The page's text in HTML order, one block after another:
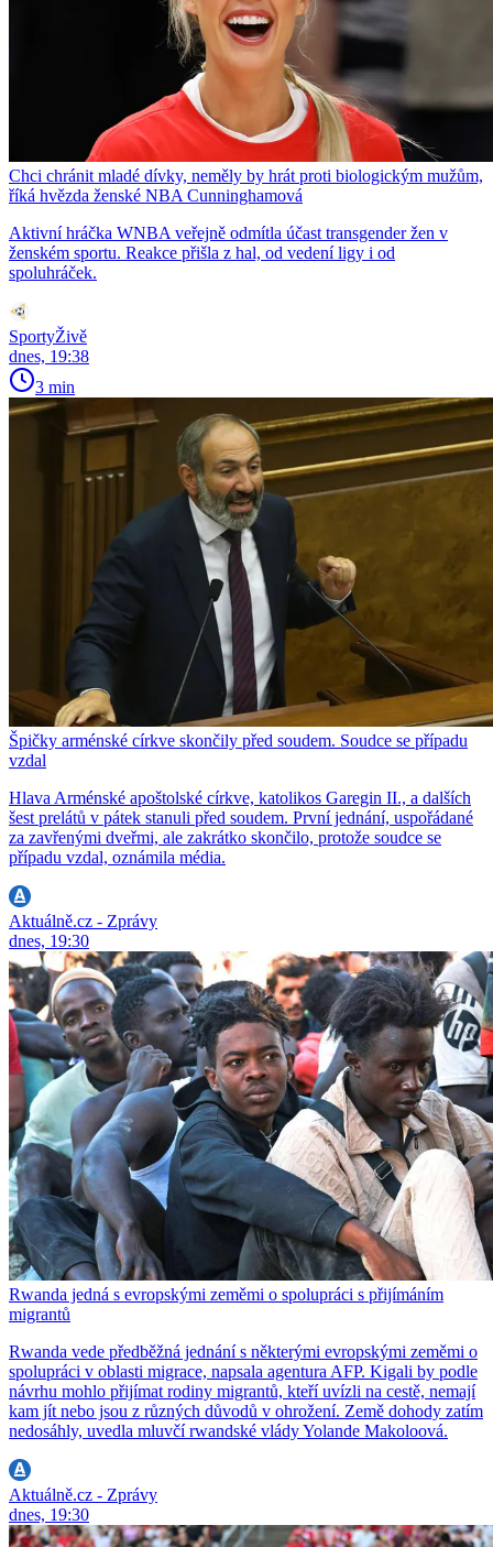
Chci chránit mladé dívky, neměly by hrát proti biologickým mužům,
říká hvězda ženské NBA Cunninghamová
Aktivní hráčka WNBA veřejně odmítla účast transgender žen v
ženském sportu. Reakce přišla z hal, od vedení ligy i od
spoluhráček.
SportyŽivě
dnes, 19:38
3 min
Špičky arménské církve skončily před soudem. Soudce se případu
vzdal
Hlava Arménské apoštolské církve, katolikos Garegin II., a dalších
šest prelátů v pátek stanuli před soudem. První jednání, uspořádané
za zavřenými dveřmi, ale zakrátko skončilo, protože soudce se
případu vzdal, oznámila média.
Aktuálně.cz - Zprávy
dnes, 19:30
Rwanda jedná s evropskými zeměmi o spolupráci s přijímáním
migrantů
Rwanda vede předběžná jednání s některými evropskými zeměmi o
spolupráci v oblasti migrace, napsala agentura AFP. Kigali by podle
návrhu mohlo přijímat rodiny migrantů, kteří uvízli na cestě, nemají
kam jít nebo jsou z různých důvodů v ohrožení. Země dohody zatím
nedosáhly, uvedla mluvčí rwandské vlády Yolande Makoloová.
Aktuálně.cz - Zprávy
dnes, 19:30